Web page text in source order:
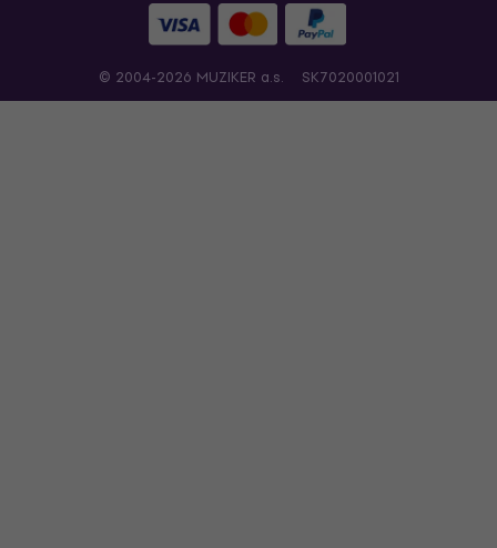
© 2004-2026 MUZIKER a.s. SK7020001021